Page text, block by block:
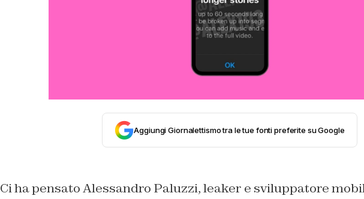
Aggiungi Giornalettismo tra le tue fonti preferite su Google
Ci ha pensato Alessandro Paluzzi, leaker e sviluppatore